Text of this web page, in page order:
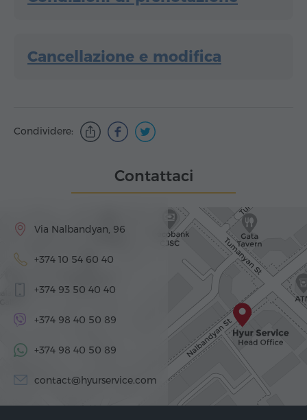
Cancellazione e modifica
Condividere:
Contattaci
Via Nalbandyan, 96
+374 10 54 60 40
+374 93 50 40 40
+374 98 40 50 89
+374 98 40 50 89
contact@hyurservice.com